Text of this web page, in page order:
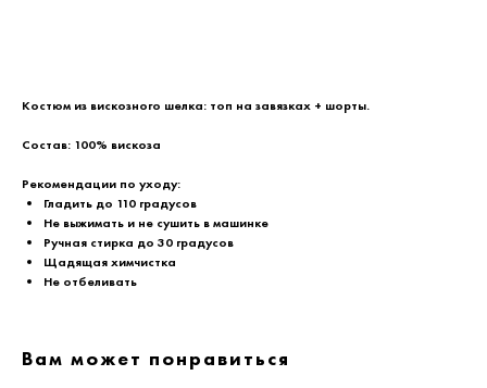
Костюм из вискозного шелка: топ на завязках + шорты.
Состав: 100% вискоза
Рекомендации по уходу:
Гладить до 110 градусов
Не выжимать и не сушить в машинке
Ручная стирка до 30 градусов
Щадящая химчистка
Не отбеливать
Вам может понравиться